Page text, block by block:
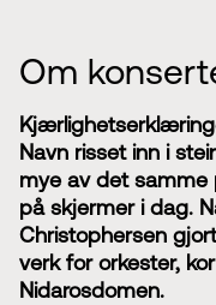
Om
Navn risset inn i
mye av det samme
på skjermer i dag.
Christophersen
verk for orkester,
Nidarosdomen.